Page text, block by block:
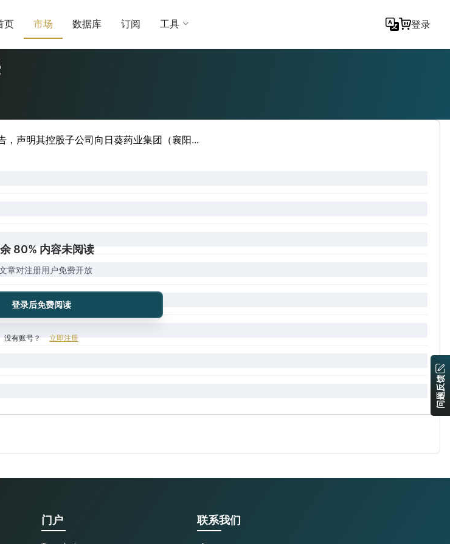
页 市场 数据库 订阅 工具 登录
声明其控股子公司向日葵药业集团（襄阳...
80% 内容未阅读
章对注册用户免费开放
登录后免费阅读
没有账号？ 立即注册
门户 联系我们
问题反馈